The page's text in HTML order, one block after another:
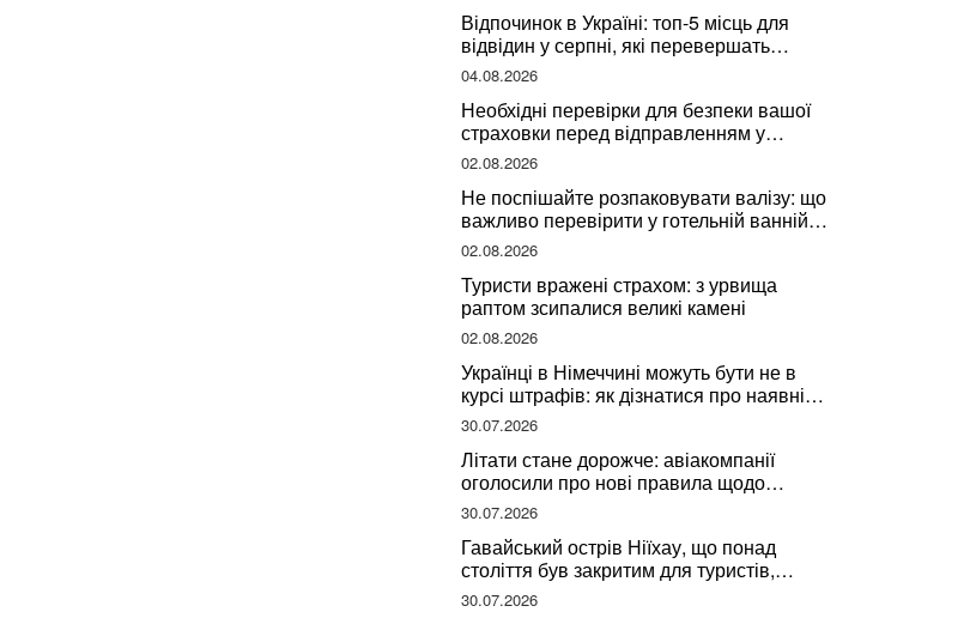
Відпочинок в Україні: топ-5 місць для
відвідин у серпні, які перевершать
закордонні враження
04.08.2026
Необхідні перевірки для безпеки вашої
страховки перед відправленням у
подорож
02.08.2026
Не поспішайте розпаковувати валізу: що
важливо перевірити у готельній ванній
за словами досвідченої мандрівниці
02.08.2026
Туристи вражені страхом: з урвища
раптом зсипалися великі камені
02.08.2026
Українці в Німеччині можуть бути не в
курсі штрафів: як дізнатися про наявні
борги
30.07.2026
Літати стане дорожче: авіакомпанії
оголосили про нові правила щодо
вибору місць
30.07.2026
Гавайський острів Ніїхау, що понад
століття був закритим для туристів,
починає приймати перших відвідувачів
30.07.2026